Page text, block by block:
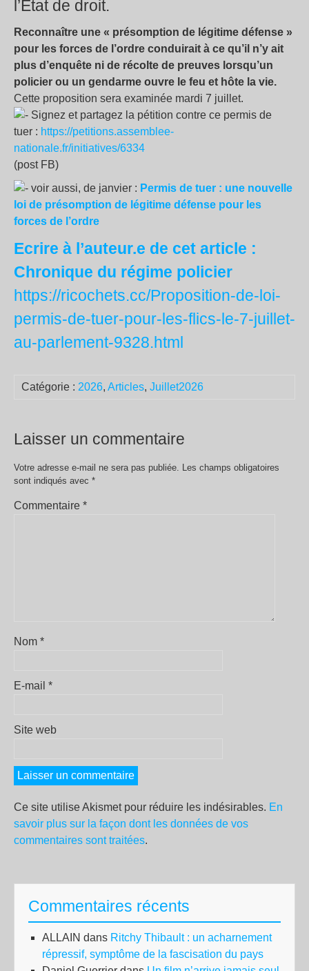
l’État de droit.
Reconnaître une « présomption de légitime défense »
pour les forces de l’ordre conduirait à ce qu’il n’y ait
plus d’enquête ni de récolte de preuves lorsqu’un
policier ou un gendarme ouvre le feu et hôte la vie.
Cette proposition sera examinée mardi 7 juillet.
Signez et partagez la pétition contre ce permis de
tuer : https://petitions.assemblee-
nationale.fr/initiatives/6334
(post FB)
voir aussi, de janvier : Permis de tuer : une nouvelle
loi de présomption de légitime défense pour les
forces de l’ordre
Ecrire à l’auteur.e de cet article :
Chronique du régime policier
https://ricochets.cc/Proposition-de-loi-
permis-de-tuer-pour-les-flics-le-7-juillet-
au-parlement-9328.html
Catégorie : 2026, Articles, Juillet2026
Laisser un commentaire
Votre adresse e-mail ne sera pas publiée. Les champs obligatoires
sont indiqués avec *
Commentaire *
Nom *
E-mail *
Site web
Ce site utilise Akismet pour réduire les indésirables. En
savoir plus sur la façon dont les données de vos
commentaires sont traitées.
Commentaires récents
ALLAIN dans Ritchy Thibault : un acharnement
répressif, symptôme de la fascisation du pays